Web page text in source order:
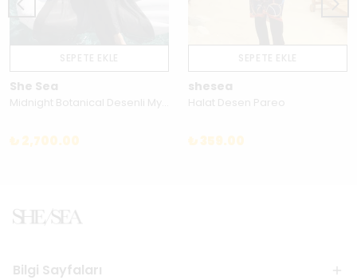
She Sea
₺ 2,700.00
shesea
Halat Desen Pareo
₺ 359.00
Bilgi Sayfaları